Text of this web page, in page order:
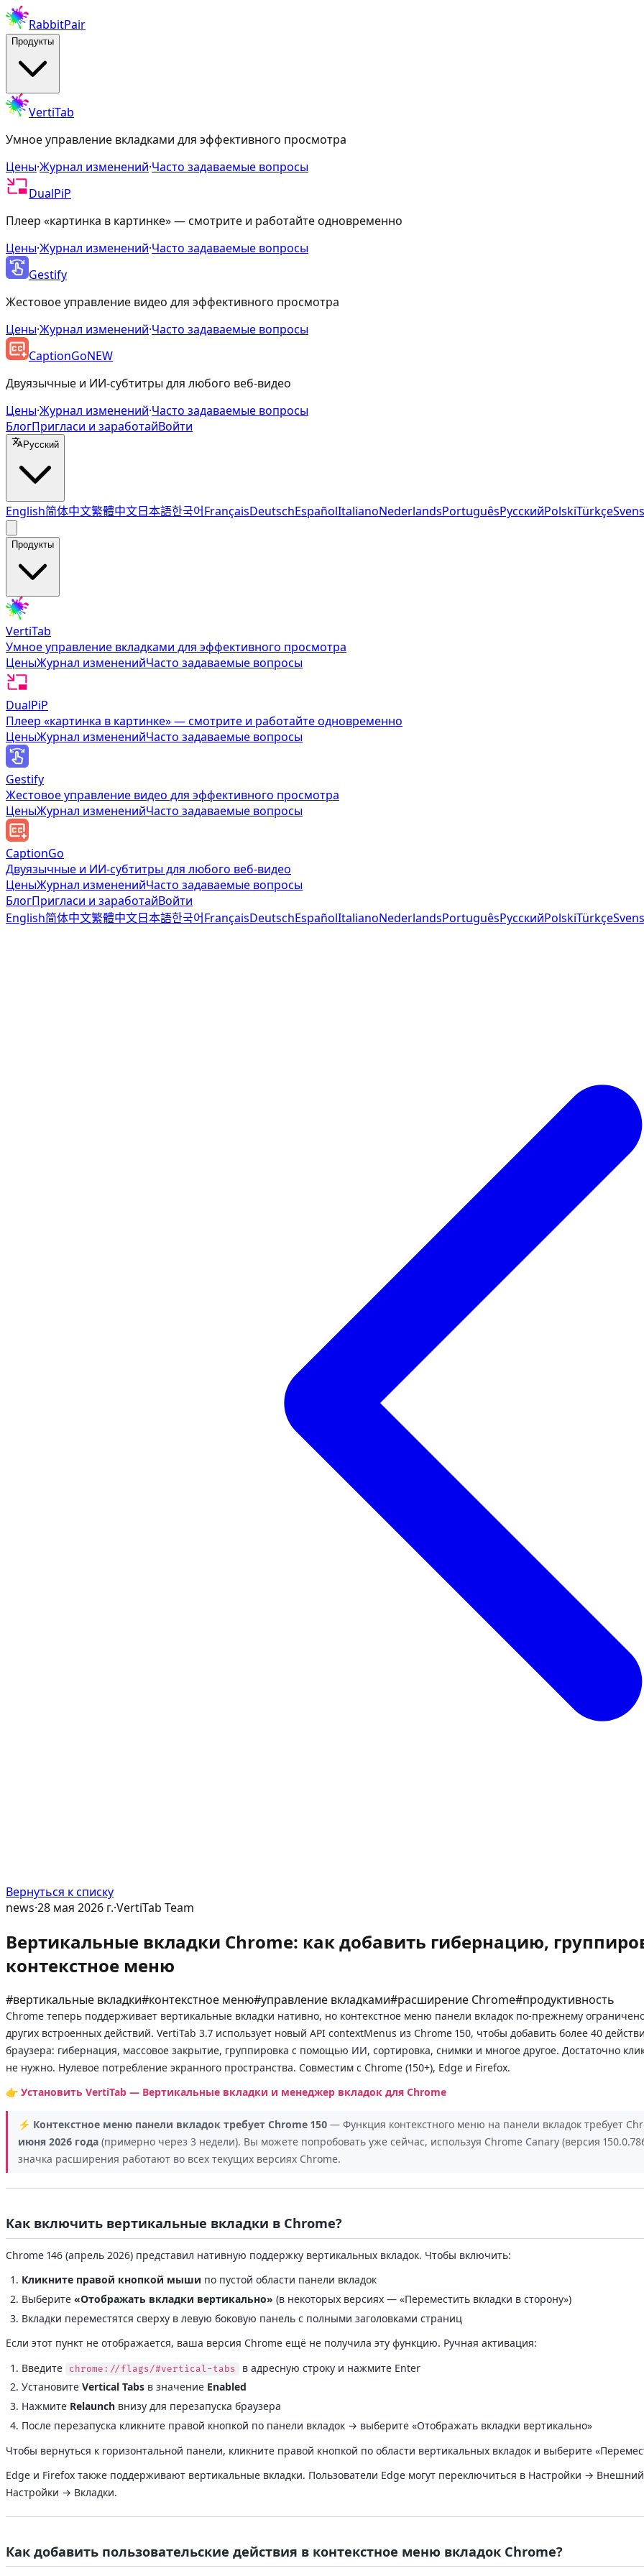
RabbitPair
Продукты
VertiTab
Умное управление вкладками для эффективного просмотра
Цены·Журнал изменений·Часто задаваемые вопросы
DualPiP
Плеер «картинка в картинке» — смотрите и работайте одновременно
Цены·Журнал изменений·Часто задаваемые вопросы
Gestify
Жестовое управление видео для эффективного просмотра
Цены·Журнал изменений·Часто задаваемые вопросы
CaptionGoNEW
Двуязычные и ИИ-субтитры для любого веб-видео
Цены·Журнал изменений·Часто задаваемые вопросы
БлогПригласи и заработайВойти
Русский
English简体中文繁體中文日本語한국어FrançaisDeutschEspañolItalianoNederlandsPortuguêsРусскийPolskiTürkçe
Продукты
VertiTab
Умное управление вкладками для эффективного просмотра
ЦеныЖурнал измененийЧасто задаваемые вопросы
DualPiP
Плеер «картинка в картинке» — смотрите и работайте одновременно
ЦеныЖурнал измененийЧасто задаваемые вопросы
Gestify
Жестовое управление видео для эффективного просмотра
ЦеныЖурнал измененийЧасто задаваемые вопросы
CaptionGo
Двуязычные и ИИ-субтитры для любого веб-видео
ЦеныЖурнал измененийЧасто задаваемые вопросы
БлогПригласи и заработайВойти
English简体中文繁體中文日本語한국어FrançaisDeutschEspañolItalianoNederlandsPortuguêsРусскийPolskiTürkçe
Вернуться к списку
news·28 мая 2026 г.·VertiTab Team
Вертикальные вкладки Chrome: как добавить гибернацию,
контекстное меню
#вертикальные вкладки#контекстное меню#управление вкладками#расширение Chrome#продуктивность
Chrome теперь поддерживает вертикальные вкладки нативно, но контекстное меню панели вкладок по-прежнему
других встроенных действий. VertiTab 3.7 использует новый API contextMenus из Chrome 150, чтобы добавить более 40
браузера: гибернация, массовое закрытие, группировка с помощью ИИ, сортировка, снимки и многое другое. Достаточно
не нужно. Нулевое потребление экранного пространства. Совместим с Chrome (150+), Edge и Firefox.
👉 Установить VertiTab — Вертикальные вкладки и менеджер вкладок для Chrome
⚡ Контекстное меню панели вкладок требует Chrome 150 — Функция контекстного меню на панели вкладок требует
июня 2026 года (примерно через 3 недели). Вы можете попробовать уже сейчас, используя Chrome Canary (версия
значка расширения работают во всех текущих версиях Chrome.
Как включить вертикальные вкладки в Chrome?
Chrome 146 (апрель 2026) представил нативную поддержку вертикальных вкладок. Чтобы включить:
Кликните правой кнопкой мыши по пустой области панели вкладок
Выберите«Отображать вкладки вертикально» (в некоторых версиях — «Переместить вкладки в сторону»)
Вкладки переместятся сверху в левую боковую панель с полными заголовками страниц
Если этот пункт не отображается, ваша версия Chrome ещё не получила эту функцию. Ручная активация:
Введите
chrome://flags/#vertical-tabs
в адресную строку и нажмите Enter
УстановитеVertical Tabs в значение Enabled
Нажмите Relaunch внизу для перезапуска браузера
После перезапуска кликните правой кнопкой по панели вкладок → выберите «Отображать вкладки вертикально»
Чтобы вернуться к горизонтальной панели, кликните правой кнопкой по области вертикальных вкладок и выберите
Edge и Firefox также поддерживают вертикальные вкладки. Пользователи Edge могут переключиться в Настройки →
Настройки → Вкладки.
Как добавить пользовательские действия в контекстное меню вкладок Chrome?